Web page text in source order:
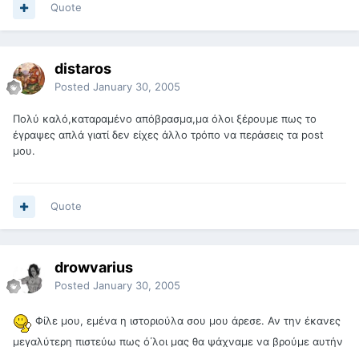
Quote
distaros
Posted January 30, 2005
Πολύ καλό,καταραμένο απόβρασμα,μα όλοι ξέρουμε πως το
έγραψες απλά γιατί δεν είχες άλλο τρόπο να περάσεις τα post
μου.
Quote
drowvarius
Posted January 30, 2005
Φίλε μου, εμένα η ιστοριούλα σου μου άρεσε. Αν την έκανες
μεγαλύτερη πιστεύω πως ό΄λοι μας θα ψάχναμε να βρούμε αυτήν